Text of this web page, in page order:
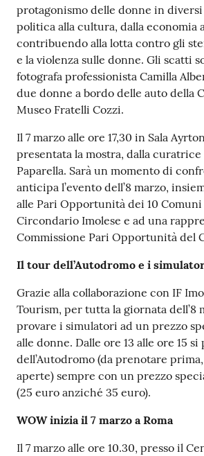
protagonismo delle donne in
politica alla cultura, dalla economia
contribuendo alla lotta contro gli
e la violenza sulle donne. Gli scatti
fotografa professionista Camilla
due donne a bordo delle auto della
Museo Fratelli Cozzi.
Il 7 marzo alle ore 17,30 in Sala
presentata la mostra, dalla
Paparella. Sarà un momento di
anticipa l’evento dell’8 marzo,
alle Pari Opportunità dei 10
Circondario Imolese e ad una
Commissione Pari Opportunità del
Il tour dell’Autodromo e i
Grazie alla collaborazione con IF
Tourism, per tutta la giornata dell’8
provare i simulatori ad un prezzo
alle donne. Dalle ore 13 alle ore 15
dell’Autodromo (da prenotare
aperte) sempre con un prezzo
(25 euro anziché 35 euro).
WOW inizia il 7 marzo a Roma
Il 7 marzo alle ore 10.30, presso il